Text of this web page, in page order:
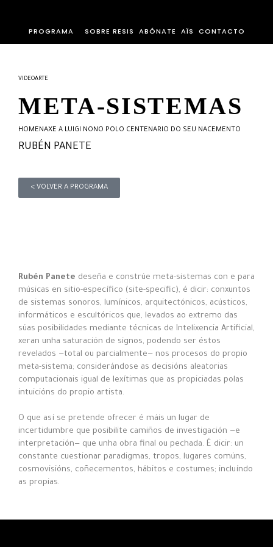
PROGRAMA SOBRE RESIS ABÓNATE AÏS CONTACTO
VIDEOARTE
META-SISTEMAS
HOMENAXE A LUIGI NONO POLO CENTENARIO DO SEU NACEMENTO
RUBÉN PANETE
< VOLVER A PROGRAMA
Rubén Panete deseña e constrúe meta-sistemas con e para
músicas en sitio-específico (site-specific), é dicir: conxuntos
de sistemas sonoros, lumínicos, arquitectónicos, acústicos,
informáticos e escultóricos que, levados ao extremo das
súas posibilidades mediante técnicas de Intelixencia Artificial,
xeran unha saturación de signos, podendo ser éstos
revelados —total ou parcialmente— nos procesos do propio
meta-sistema; considerándose as decisións aleatorias
computacionais igual de lexítimas que as propiciadas polas
intuicións do propio artista.
O que así se pretende ofrecer é máis un lugar de
incertidumbre que posibilite camiños de investigación —e
interpretación— que unha obra final ou pechada. É dicir: un
constante cuestionar paradigmas, tropos, lugares comúns,
cosmovisións, coñecementos, hábitos e costumes; incluíndo
as propias.